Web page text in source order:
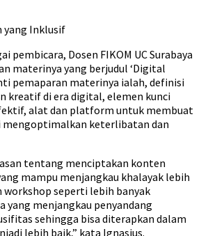
Inklusif
pembicara, Dosen FIKOM UC Surabaya
materinya yang berjudul ‘Digital
pemaparan materinya ialah, definisi
kreatif di era digital, elemen kunci
alat dan platform untuk membuat
keterlibatan dan
tentang menciptakan konten
mampu menjangkau khalayak lebih
workshop seperti lebih banyak
yang menjangkau penyandang
sehingga bisa diterapkan dalam
lebih baik,” kata Ignasius.